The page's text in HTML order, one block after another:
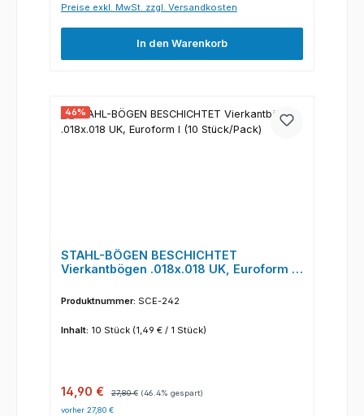
Preise exkl. MwSt. zzgl. Versandkosten
In den Warenkorb
46%
STAHL-BÖGEN BESCHICHTET
Vierkantbögen .018x.018 UK, Euroform I
Produktnummer: SCE-242
Inhalt: 10 Stück (1,49 € / 1 Stück)
Verkaufspreis:
14,90 € 27,80 € (46.4% gespart)
vorher 27,80 €